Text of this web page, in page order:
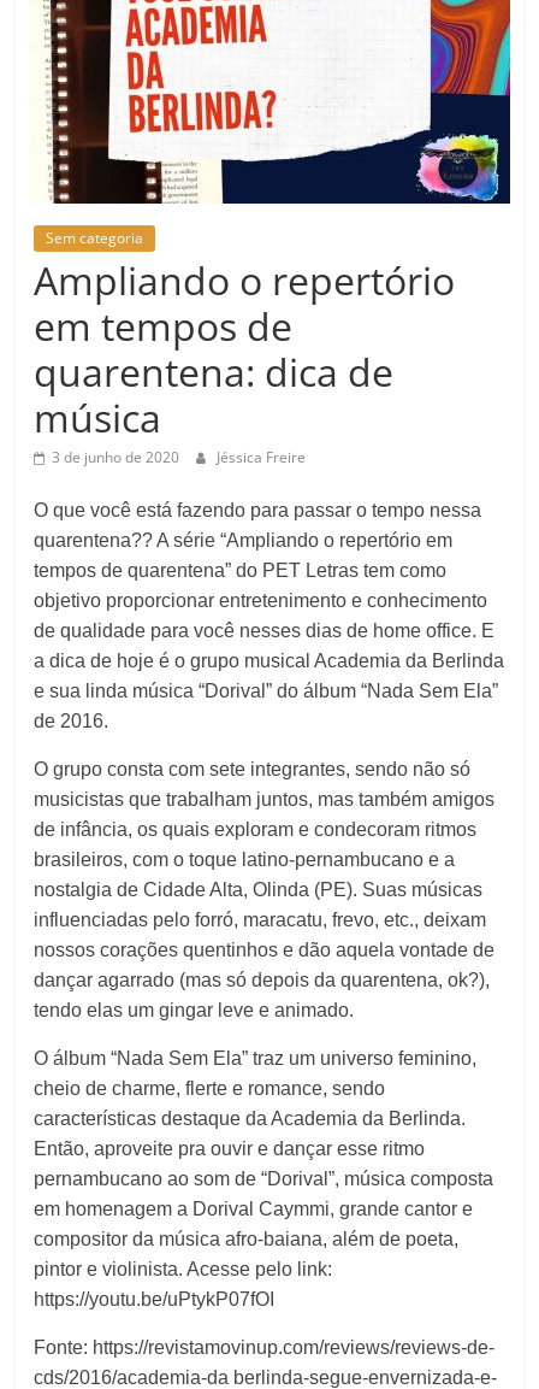
Sem categoria
Ampliando o repertório
em tempos de
quarentena: dica de
música
3 de junho de 2020 Jéssica Freire
O que você está fazendo para passar o tempo nessa
quarentena?? A série “Ampliando o repertório em
tempos de quarentena” do PET Letras tem como
objetivo proporcionar entretenimento e conhecimento
de qualidade para você nesses dias de home office. E
a dica de hoje é o grupo musical Academia da Berlinda
e sua linda música “Dorival” do álbum “Nada Sem Ela”
de 2016.
O grupo consta com sete integrantes, sendo não só
musicistas que trabalham juntos, mas também amigos
de infância, os quais exploram e condecoram ritmos
brasileiros, com o toque latino-pernambucano e a
nostalgia de Cidade Alta, Olinda (PE). Suas músicas
influenciadas pelo forró, maracatu, frevo, etc., deixam
nossos corações quentinhos e dão aquela vontade de
dançar agarrado (mas só depois da quarentena, ok?),
tendo elas um gingar leve e animado.
O álbum “Nada Sem Ela” traz um universo feminino,
cheio de charme, flerte e romance, sendo
características destaque da Academia da Berlinda.
Então, aproveite pra ouvir e dançar esse ritmo
pernambucano ao som de “Dorival”, música composta
em homenagem a Dorival Caymmi, grande cantor e
compositor da música afro-baiana, além de poeta,
pintor e violinista. Acesse pelo link:
https://youtu.be/uPtykP07fOI
Fonte: https://revistamovinup.com/reviews/reviews-de-
cds/2016/academia-da berlinda-segue-envernizada-e-